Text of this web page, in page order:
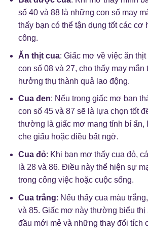
số 40 và 88 là những con số may
thấy bạn có thể tận dụng tốt các cơ
công.
Ăn thịt cua: Giấc mơ về việc ăn
con số 08 và 27, cho thấy may mắn
hưởng thụ thành quả lao động.
Cua đen: Nếu trong giấc mơ bạn
con số 45 và 87 sẽ là lựa chọn tốt
thường là giấc mơ mang tính bí ẩn,
che giấu hoặc điều bất ngờ.
Cua đỏ: Khi bạn mơ thấy cua đỏ,
là 28 và 86. Điều này thể hiện sự
trong công việc hoặc cuộc sống.
Cua trắng: Nếu thấy cua màu
và 85. Giấc mơ này thường biểu
đầu mới mẻ và những thay đổi tích